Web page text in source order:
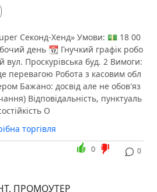
Секонд-Хенд» Умови: 💵 18 00
день 📆 Гнучкий графік робо
Проскурівська буд. 2 Вимоги:
перевагою ️Робота з касовим обл
️Бажано: досвід але не обов'яз
️Відповідальність, пунктуаль
О
торгівля
0
0
ПРОМОУТЕР